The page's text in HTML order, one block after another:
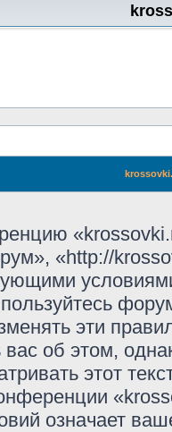
«http://
пользуйтесь
эти
вас об этом,
этот
означает